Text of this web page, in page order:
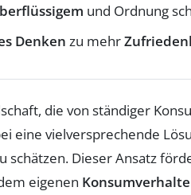
und Ordnung
Denken zu mehr
die von ständiger
eine vielversprechende
schätzen. Dieser Ansatz
eigenen